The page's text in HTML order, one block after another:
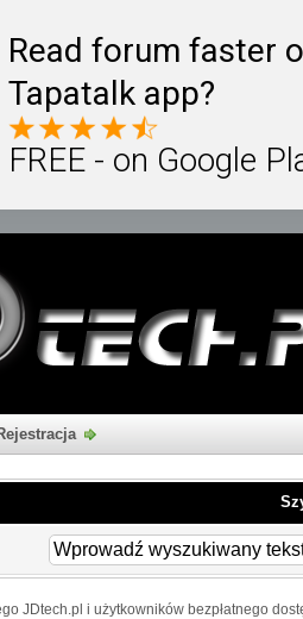
Read forum faster
Tapatalk app?
FREE - on Google
JDtech.pl i użytkowników bezpłatnego